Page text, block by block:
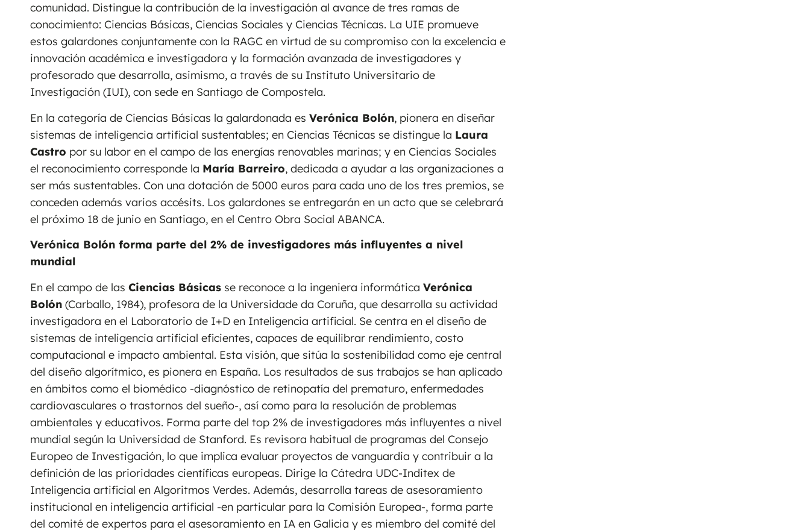
comunidad. Distingue la contribución de la investigación al avance de tres ramas de
conocimiento: Ciencias Básicas, Ciencias Sociales y Ciencias Técnicas. La UIE promueve
estos galardones conjuntamente con la RAGC en virtud de su compromiso con la excelencia e
innovación académica e investigadora y la formación avanzada de investigadores y
profesorado que desarrolla, asimismo, a través de su Instituto Universitario de
Investigación (IUI), con sede en Santiago de Compostela.
En la categoría de Ciencias Básicas la galardonada es Verónica Bolón, pionera en diseñar
sistemas de inteligencia artificial sustentables; en Ciencias Técnicas se distingue la Laura
Castro por su labor en el campo de las energías renovables marinas; y en Ciencias Sociales
el reconocimiento corresponde la María Barreiro, dedicada a ayudar a las organizaciones a
ser más sustentables. Con una dotación de 5000 euros para cada uno de los tres premios, se
conceden además varios accésits. Los galardones se entregarán en un acto que se celebrará
el próximo 18 de junio en Santiago, en el Centro Obra Social ABANCA.
Verónica Bolón forma parte del 2% de investigadores más influyentes a nivel
mundial
En el campo de las Ciencias Básicas se reconoce a la ingeniera informática Verónica
Bolón (Carballo, 1984), profesora de la Universidade da Coruña, que desarrolla su actividad
investigadora en el Laboratorio de I+D en Inteligencia artificial. Se centra en el diseño de
sistemas de inteligencia artificial eficientes, capaces de equilibrar rendimiento, costo
computacional e impacto ambiental. Esta visión, que sitúa la sostenibilidad como eje central
del diseño algorítmico, es pionera en España. Los resultados de sus trabajos se han aplicado
en ámbitos como el biomédico -diagnóstico de retinopatía del prematuro, enfermedades
cardiovasculares o trastornos del sueño-, así como para la resolución de problemas
ambientales y educativos. Forma parte del top 2% de investigadores más influyentes a nivel
mundial según la Universidad de Stanford. Es revisora habitual de programas del Consejo
Europeo de Investigación, lo que implica evaluar proyectos de vanguardia y contribuir a la
definición de las prioridades científicas europeas. Dirige la Cátedra UDC-Inditex de
Inteligencia artificial en Algoritmos Verdes. Además, desarrolla tareas de asesoramiento
institucional en inteligencia artificial -en particular para la Comisión Europea-, forma parte
del comité de expertos para el asesoramiento en IA en Galicia y es miembro del comité del